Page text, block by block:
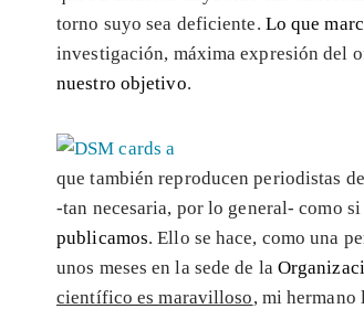
torno suyo sea deficiente. Lo que
investigación, máxima expresión del
nuestro objetivo.
que también reproducen periodistas
-tan necesaria, por lo general- como
publicamos. Ello se hace, como una
unos meses en la sede de la
científico es maravilloso, mi hermano